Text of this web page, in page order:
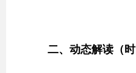
二、动态解读（